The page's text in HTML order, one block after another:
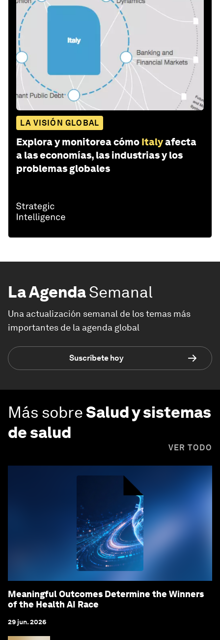
LA VISIÓN GLOBAL
Explora y monitorea cómo Italyafecta
a las economías, las industrias y los
problemas globales
La AgendaSemanal
Una actualización semanal de los temas más
importantes de la agenda global
Suscríbete hoy
Más sobreSalud y sistemas
de salud
VER TODO
Meaningful Outcomes Determine the Winners
of the Health AI Race
29 jun. 2026